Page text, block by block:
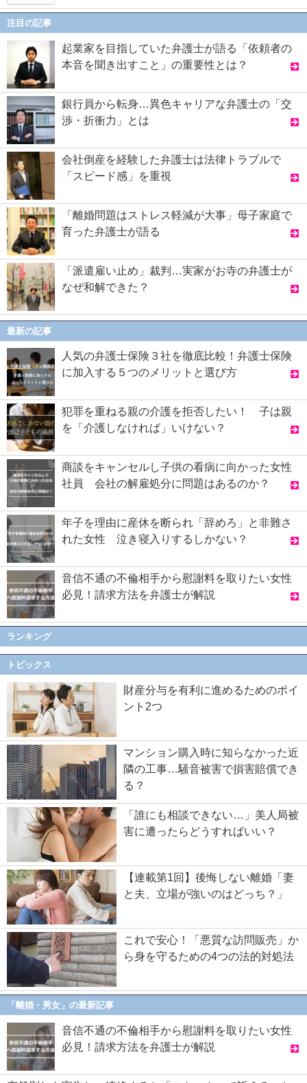
注目の記事
起業家を目指していた弁護士が語る「依頼者の
本音を聞き出すこと」の重要性とは？
銀行員から転身…異色キャリアな弁護士の「交
渉・折衝力」とは
会社倒産を経験した弁護士は法律トラブルで
「スピード感」を重視
「離婚問題はストレス軽減が大事」母子家庭で
育った弁護士が語る
「派遣雇い止め」裁判…実家がお寺の弁護士が
なぜ和解できた？
最新の記事
人気の弁護士保険３社を徹底比較！弁護士保険
に加入する５つのメリットと選び方
犯罪を重ねる親の介護を拒否したい！ 子は親
を「介護しなければ」いけない？
商談をキャンセルし子供の看病に向かった女性
社員 会社の解雇処分に問題はあるのか？
年子を理由に産休を断られ「辞めろ」と非難さ
れた女性 泣き寝入りするしかない？
音信不通の不倫相手から慰謝料を取りたい女性
必見！請求方法を弁護士が解説
ランキング
トピックス
財産分与を有利に進めるためのポイ
ント2つ
マンション購入時に知らなかった近
隣の工事…騒音被害で損害賠償でき
る？
「誰にも相談できない…」美人局被
害に遭ったらどうすればいい？
【連載第1回】後悔しない離婚「妻
と夫、立場が強いのはどっち？」
これで安心！「悪質な訪問販売」か
ら身を守るための4つの法的対処法
「離婚・男女」の最新記事
音信不通の不倫相手から慰謝料を取りたい女性
必見！請求方法を弁護士が解説